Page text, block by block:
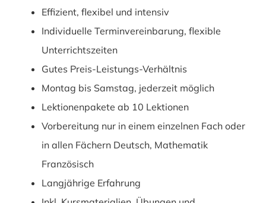
Effizient, flexibel und intensiv
Individuelle Terminvereinbarung, flexible
Unterrichtszeiten
Gutes Preis-Leistungs-Verhältnis
Montag bis Samstag, jederzeit möglich
Lektionenpakete ab 10 Lektionen
Vorbereitung nur in einem einzelnen Fach oder
in allen Fächern Deutsch, Mathematik
Französisch
Langjährige Erfahrung